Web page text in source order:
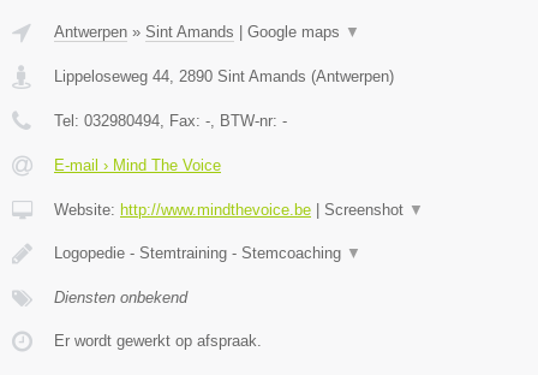
Antwerpen » Sint Amands Google maps ▼
Lippeloseweg 44, 2890 Sint Amands (Antwerpen)
Tel: 032980494, Fax: -, BTW-nr: -
E-mail › Mind The Voice
Website: http://www.mindthevoice.be Screenshot ▼
Logopedie - Stemtraining - Stemcoaching ▼
Diensten onbekend
Er wordt gewerkt op afspraak.